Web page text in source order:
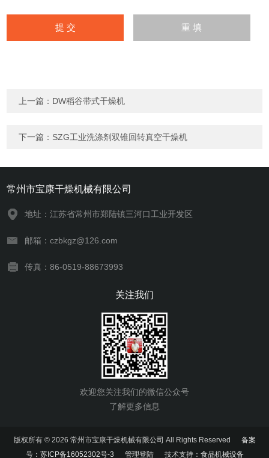
上一篇： DW稻谷带式干燥机
下一篇： SZG工业洗涤剂双锥回转真空干燥机
常州市宝康干燥机械有限公司
地址：江苏省常州市郑陆镇三河口工业开发区
邮箱：czbkgz@126.com
传真：86-0519-88673993
关注我们
欢迎您关注我们的微信公众号
了解更多信息
版权所有 © 2026 常州市宝康干燥机械有限公司 All Rights Reserved 备案
号：苏ICP备16052302号-3
管理登陆技术支持： 食品机械设备